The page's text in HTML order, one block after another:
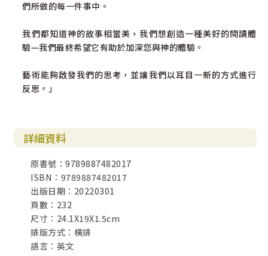
們所做的每一件事中。
我們都知道神的故事相當美，我們想創造一種美好的閱讀體
驗—我們最終希望它有助於加深您與神的體驗。
藝術能夠啟發我們的思考，並讓我們以耳目一新的方式進行
反思。」
詳細資料
原書號：9789887482017
ISBN：9789887482017
出版日期：20220301
頁數：232
尺寸：24.1X19X1.5cm
排版方式：橫排
語言：英文